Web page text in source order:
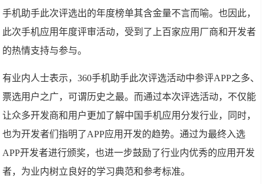
手机助手此次评选出的年度榜单其含金量不言而喻。也因此，
此次手机应用年度评审活动，受到了上百家应用厂商和开发者
的热情支持与参与。
有业内人士表示，360手机助手此次评选活动中参评APP之多、
票选用户之广，可谓历史之最。而通过本次评选活动，不仅能
让众多开发商和用户更加了解中国手机应用分发行业，同时，
也为开发者们指明了APP应用开发的趋势。通过为最终入选
APP开发者进行颁奖，也进一步鼓励了行业内优秀的应用开发
者，为业内树立良好的学习典范和参考标准。